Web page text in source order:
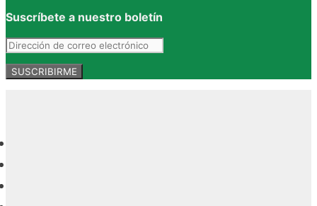
Suscríbete a nuestro boletín